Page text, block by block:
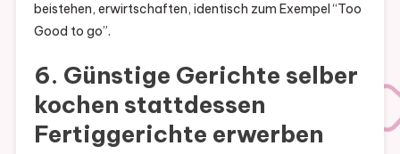
beistehen, erwirtschaften, identisch zum Exempel “Too
Good to go”.
6. Günstige Gerichte selber
kochen stattdessen
Fertiggerichte erwerben